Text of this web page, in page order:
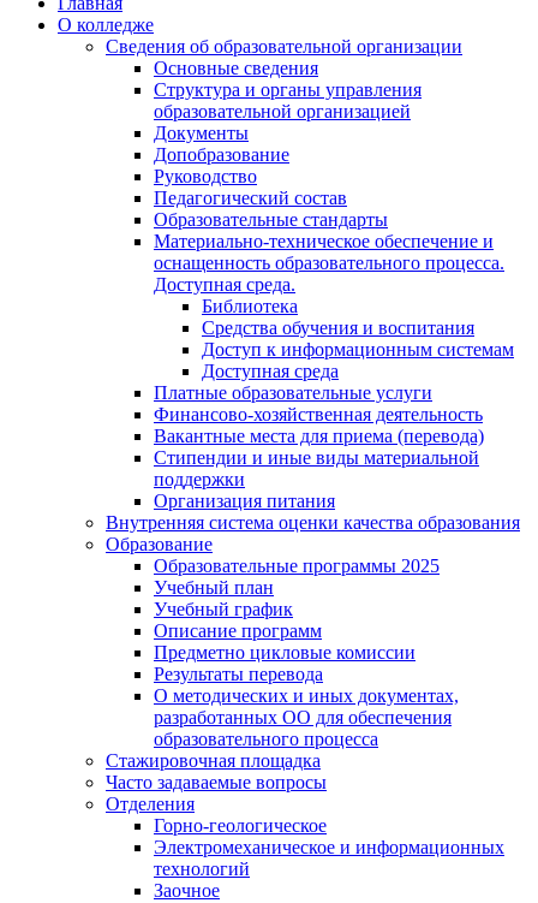
О колледже
Сведения об образовательной организации
Основные сведения
Структура и органы управления
образовательной организацией
Документы
Допобразование
Руководство
Педагогический состав
Образовательные стандарты
Материально-техническое обеспечение и
оснащенность образовательного процесса.
Доступная среда.
Библиотека
Средства обучения и воспитания
Доступ к информационным системам
Доступная среда
Платные образовательные услуги
Финансово-хозяйственная деятельность
Вакантные места для приема (перевода)
Стипендии и иные виды материальной
поддержки
Организация питания
Внутренняя система оценки качества образования
Образование
Образовательные программы 2025
Учебный план
Учебный график
Описание программ
Предметно цикловые комиссии
Результаты перевода
О методических и иных документах,
разработанных ОО для обеспечения
образовательного процесса
Стажировочная площадка
Часто задаваемые вопросы
Отделения
Горно-геологическое
Электромеханическое и информационных
технологий
Заочное